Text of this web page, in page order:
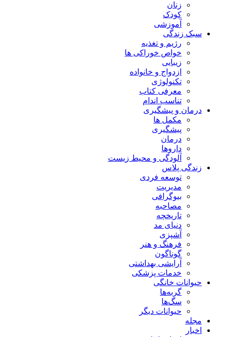
زنان
کودک
آموزشی
سبک زندگی
رژیم و تغذیه
خواص خوراکی ها
زیبایی
ازدواج و خانواده
تکنولوژی
معرفی کتاب
تناسب اندام
درمان و پیشگیری
مکمل ها
پیشگیری
درمان
داروها
آلودگی و محیط زیست
زندگی پلاس
توسعه فردی
مدیریت
بیوگرافی
مصاحبه
تاریخچه
دنیای مد
آشپزی
فرهنگ و هنر
گوناگون
آرایشی بهداشتی
خدمات پزشکی
حیوانات خانگی
گربه‌ها
سگ‌ها
حیوانات دیگر
مجله
اخبار